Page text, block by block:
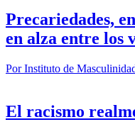
Precariedades,
en alza entre los
PorInstituto de
El racismo